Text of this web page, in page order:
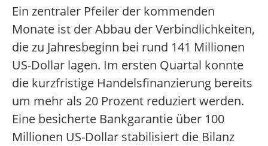
Ein zentraler Pfeiler der kommenden
Monate ist der Abbau der Verbindlichkeiten,
die zu Jahresbeginn bei rund 141 Millionen
US-Dollar lagen. Im ersten Quartal konnte
die kurzfristige Handelsfinanzierung bereits
um mehr als 20 Prozent reduziert werden.
Eine besicherte Bankgarantie über 100
Millionen US-Dollar stabilisiert die Bilanz